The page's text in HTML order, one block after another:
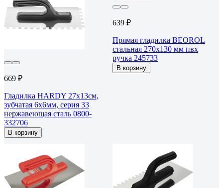
669 ₽
Гладилка HARDY 27x13см,
зубчатая 6х6мм, серия 33
нержавеющая сталь 0800-
332706
В корзину
639 ₽
Прямая гладилка BEOROL
стальная 270x130 мм пвх
ручка 245733
В корзину